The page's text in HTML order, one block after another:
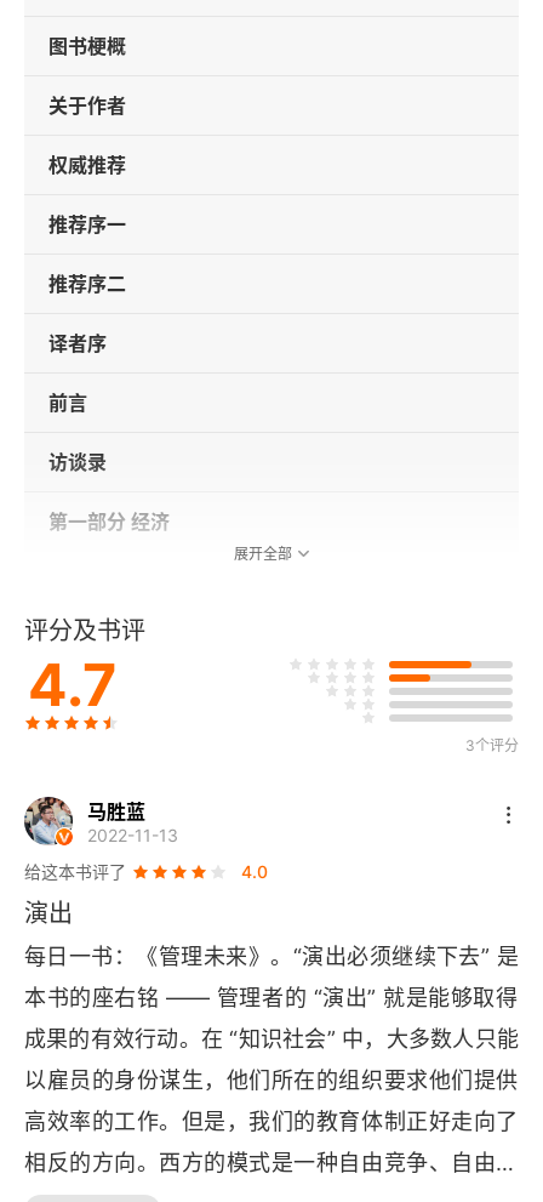
图书梗概
关于作者
权威推荐
推荐序一
推荐序二
译者序
前言
访谈录
第一部分 经济
第2章 经济学的缺陷
第3章 跨国经济
第5章 美国出口额剧增的背后
第6章 低工资：不再是竞争利器
第7章 90年代欧洲的生存之道
第8章 美日贸易需要反思
第9章 日本战后的强大竞争武器
第10章 对日本及日本人的误解
第11章 拯救拉美，拯救美国
展开全部
评分及书评
4.7
3个评分
马胜蓝
2022-11-13
给这本书评了
4.0
演出
每日一书：《管理未来》。“演出必须继续下去” 是
本书的座右铭 —— 管理者的 “演出” 就是能够取得
成果的有效行动。在 “知识社会” 中，大多数人只能
以雇员的身份谋生，他们所在的组织要求他们提供
高效率的工作。但是，我们的教育体制正好走向了
相反的方向。西方的模式是一种自由竞争、自由价